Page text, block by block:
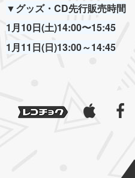
▼グッズ・CD先行販売時間
1月10日(土)14:00〜15:45
1月11日(日)13:00～14:45